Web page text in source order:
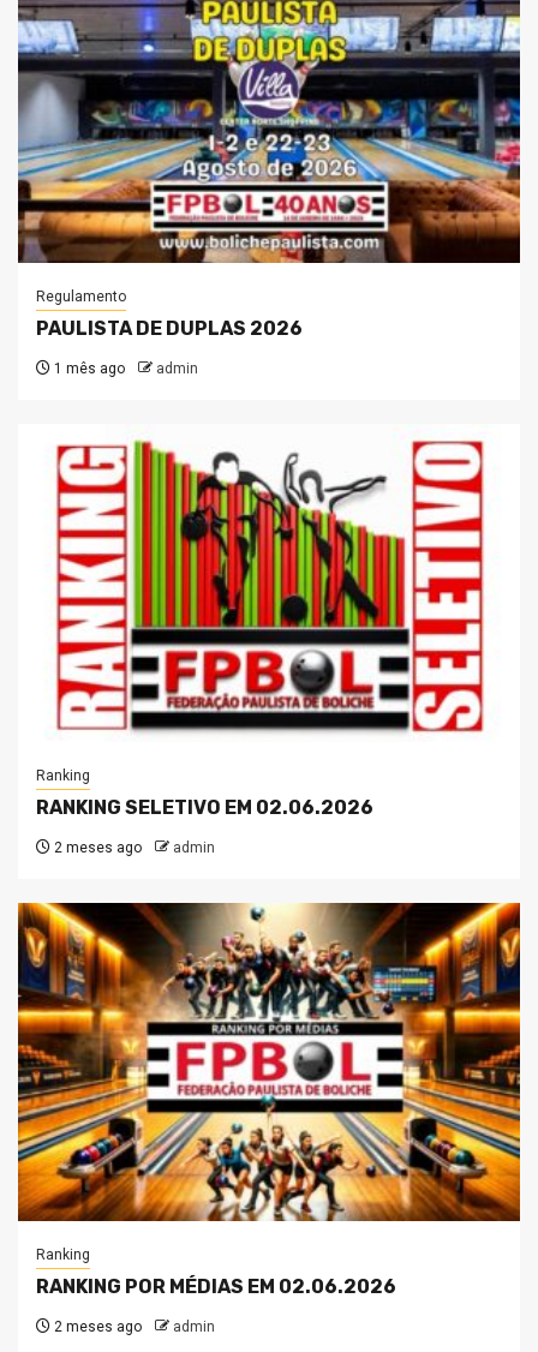
Regulamento
PAULISTA DE DUPLAS 2026
1 mês ago admin
Ranking
RANKING SELETIVO EM 02.06.2026
2 meses ago admin
Ranking
RANKING POR MÉDIAS EM 02.06.2026
2 meses ago admin